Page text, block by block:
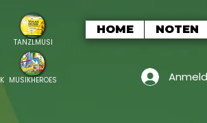
TANZLMUSI
MUSIKHEROES
HOME NOTEN